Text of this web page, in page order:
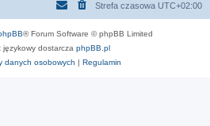
Strefa czasowa UTC+02:00
® Forum Software © phpBB Limited
językowy dostarcza phpBB.pl
danych osobowych | Regulamin